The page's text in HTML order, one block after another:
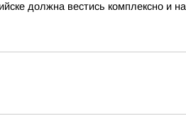
должна вестись комплексно и